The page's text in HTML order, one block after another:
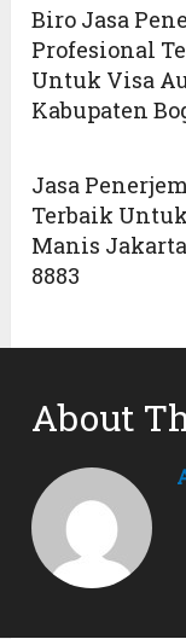
Biro Jasa
Profesional
Untuk Visa
Kabupaten
Jasa
Terbaik
Manis
8883
About